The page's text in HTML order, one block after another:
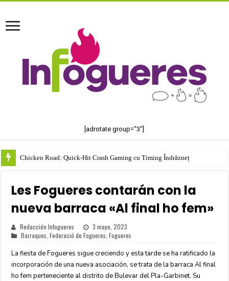
[adrotate group="3"]
Chicken Road: Quick‑Hit Crash Gaming cu Timing Îndrăzneț
Les Fogueres contarán con la
nueva barraca «Al final ho fem»
Redacción Infogueres
3 mayo, 2023
Barraques ,Federació de Fogueres ,Fogueres
La fiesta de Fogueres sigue creciendo y esta tarde se ha ratificado la
incorporación de una nueva asociación, se trata de la barraca Al final
ho fem perteneciente al distrito de Bulevar del Pla-Garbinet. Su